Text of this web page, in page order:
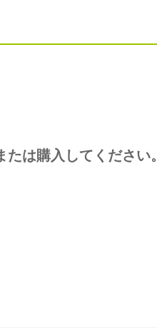
は購入してください。